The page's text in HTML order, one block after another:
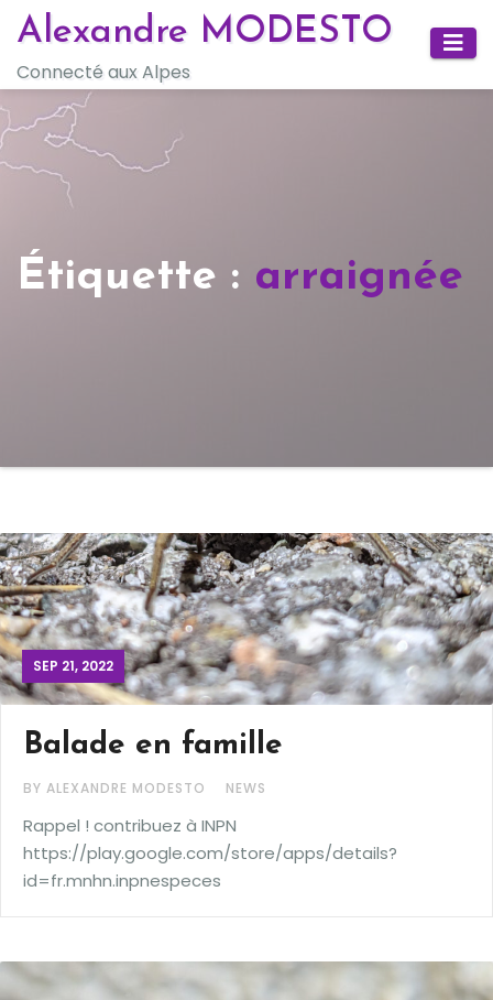
Skip
content
Alexandre MODESTO
Connecté aux Alpes
Étiquette : arraignée
SEP 21, 2022
Balade en famille
BY ALEXANDRE MODESTO NEWS
Rappel ! contribuez à INPN
https://play.google.com/store/apps/details?
id=fr.mnhn.inpnespeces